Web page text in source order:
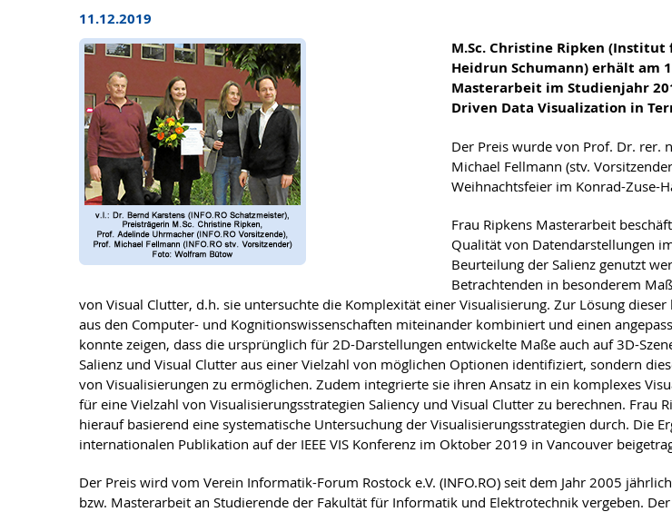
11.12.2019
M.Sc. Christine Ripken
Heidrun Schumann) erhält am
Masterarbeit im Studienjahr
Driven Data Visualization in
Der Preis wurde von Prof. Dr. rer.
Michael Fellmann (stv.
Weihnachtsfeier im Konrad-Zuse-
Frau Ripkens Masterarbeit
Qualität von Datendarstellungen
Beurteilung der Salienz genutzt
Betrachtenden in besonderem
von Visual Clutter, d.h. sie untersuchte die Komplexität einer Visualisierung. Zur Lösung
aus den Computer- und Kognitionswissenschaften miteinander kombiniert und einen
konnte zeigen, dass die ursprünglich für 2D-Darstellungen entwickelte Maße auch auf 3D-
Salienz und Visual Clutter aus einer Vielzahl von möglichen Optionen identifiziert, sondern
von Visualisierungen zu ermöglichen. Zudem integrierte sie ihren Ansatz in ein komplexes
für eine Vielzahl von Visualisierungsstrategien Saliency und Visual Clutter zu berechnen.
hierauf basierend eine systematische Untersuchung der Visualisierungsstrategien durch. Die
internationalen Publikation auf der IEEE VIS Konferenz im Oktober 2019 in Vancouver
Der Preis wird vom Verein Informatik-Forum Rostock e.V. (INFO.RO) seit dem Jahr 2005
bzw. Masterarbeit an Studierende der Fakultät für Informatik und Elektrotechnik vergeben.